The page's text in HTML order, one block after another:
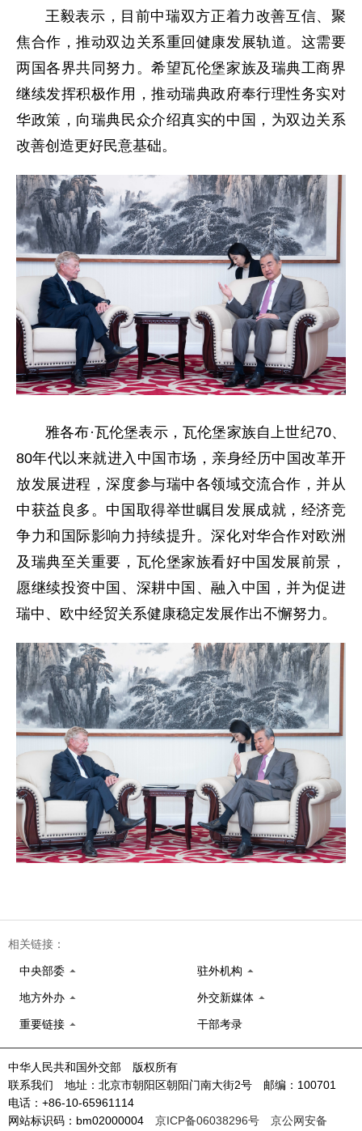
王毅表示，目前中瑞双方正着力改善互信、聚
焦合作，推动双边关系重回健康发展轨道。这需要
两国各界共同努力。希望瓦伦堡家族及瑞典工商界
继续发挥积极作用，推动瑞典政府奉行理性务实对
华政策，向瑞典民众介绍真实的中国，为双边关系
改善创造更好民意基础。
雅各布·瓦伦堡表示，瓦伦堡家族自上世纪70、
80年代以来就进入中国市场，亲身经历中国改革开
放发展进程，深度参与瑞中各领域交流合作，并从
中获益良多。中国取得举世瞩目发展成就，经济竞
争力和国际影响力持续提升。深化对华合作对欧洲
及瑞典至关重要，瓦伦堡家族看好中国发展前景，
愿继续投资中国、深耕中国、融入中国，并为促进
瑞中、欧中经贸关系健康稳定发展作出不懈努力。
相关链接：
中央部委 驻外机构
地方外办 外交新媒体
重要链接 干部考录
中华人民共和国外交部 版权所有
联系我们 地址：北京市朝阳区朝阳门南大街2号 邮编：100701
电话：+86-10-65961114
网站标识码：bm02000004 京ICP备06038296号 京公网安备